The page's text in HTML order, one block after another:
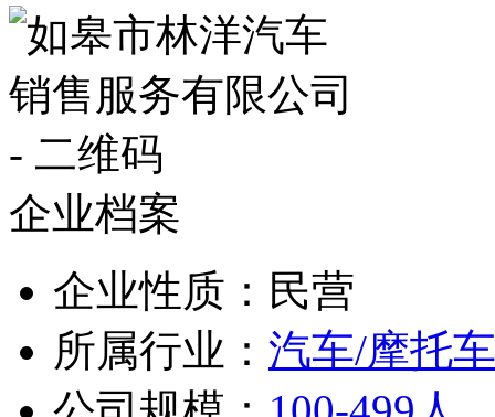
企业档案
企业性质：民营
所属行业： 汽车/摩托